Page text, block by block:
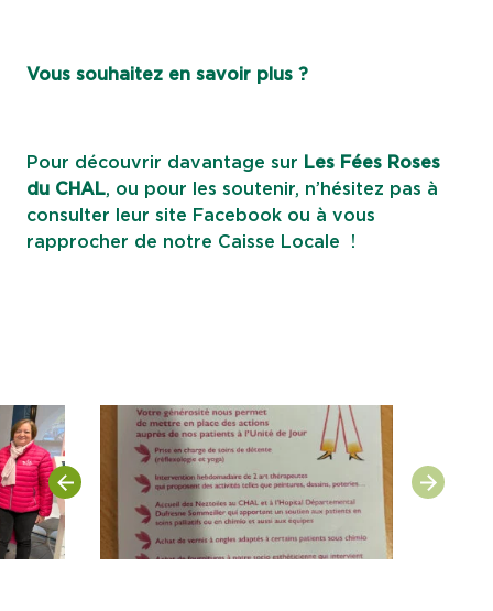
Vous souhaitez en savoir plus ?
Pour découvrir davantage sur Les Fées Roses
du CHAL, ou pour les soutenir, n’hésitez pas à
consulter leur site Facebook ou à vous
rapprocher de notre Caisse Locale !